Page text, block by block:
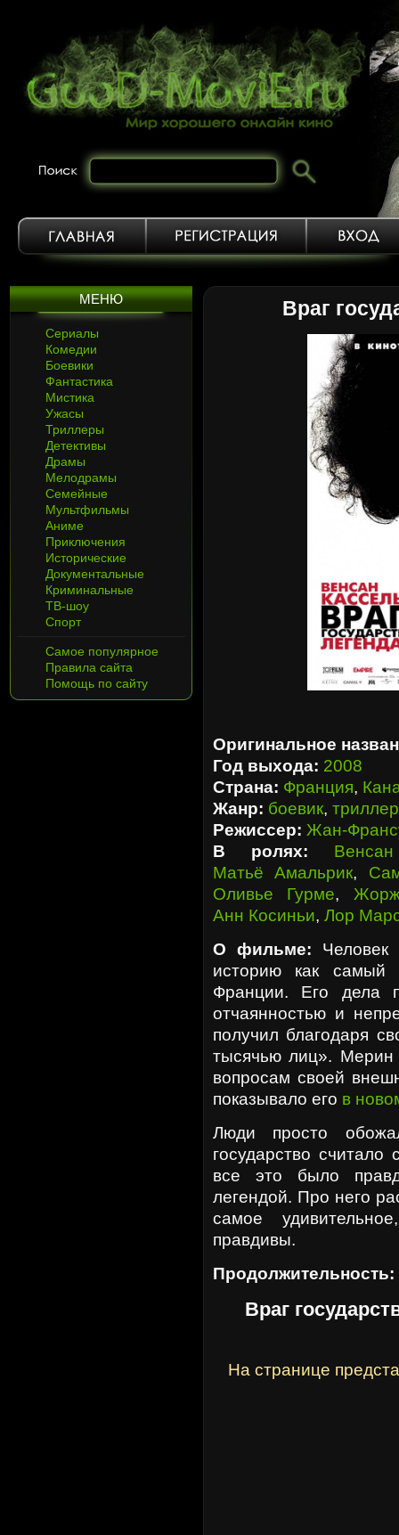
МЕНЮ
Сериалы
Комедии
Боевики
Фантастика
Мистика
Ужасы
Триллеры
Детективы
Драмы
Мелодрамы
Семейные
Мультфильмы
Аниме
Приключения
Исторические
Документальные
Криминальные
ТВ-шоу
Спорт
Самое популярное
Правила сайта
Помощь по сайту
Враг
Оригинальное
Год выхода: 2008
Страна: Франция,
Жанр: боевик, триллер
Режиссер: Жан-
В ролях:
Матьё Амальрик,
Оливье Гурме,
Анн Косиньи, Лор
О фильме:
историю как самый
Франции. Его дела
отчаянностью и
получил благодаря
тысячью лиц». Мерин
вопросам своей
показывало его в
Люди просто
государство
все это было
легендой. Про него
самое
правдивы.
Продолжительность:
Враг
На странице